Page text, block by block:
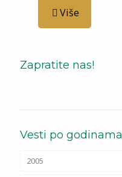
Više
Zapratite nas!
Vesti po godinama
2005